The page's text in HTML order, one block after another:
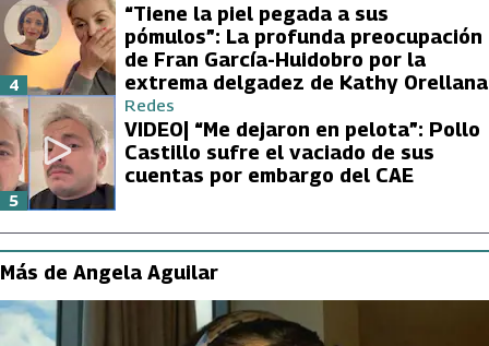
“Tiene la piel pegada a sus
pómulos”: La profunda preocupación
de Fran García-Huidobro por la
extrema delgadez de Kathy Orellana
4
Redes
VIDEO| “Me dejaron en pelota”: Pollo
Castillo sufre el vaciado de sus
cuentas por embargo del CAE
5
Más de Angela Aguilar